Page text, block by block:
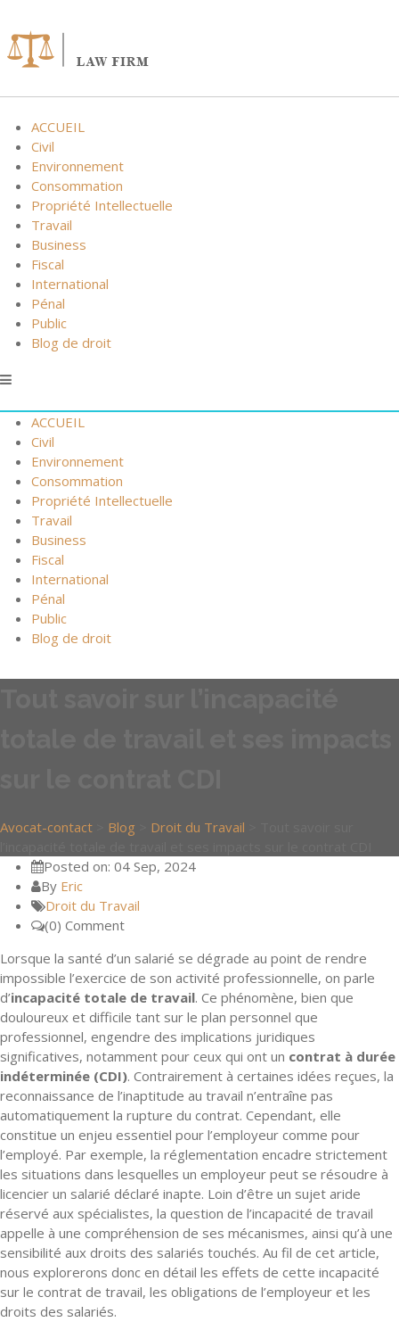
content
ACCUEIL
Civil
Environnement
Consommation
Propriété Intellectuelle
Travail
Business
Fiscal
International
Pénal
Public
Blog de droit
ACCUEIL
Civil
Environnement
Consommation
Propriété Intellectuelle
Travail
Business
Fiscal
International
Pénal
Public
Blog de droit
Avocat-contact Blog Droit du Travail
Posted on: 04 Sep, 2024
By Eric
Droit du Travail
(0) Comment
Lorsque la santé d’un salarié se dégrade au point de rendre
impossible l’exercice de son activité professionnelle, on parle
d’incapacité totale de travail. Ce phénomène, bien que
douloureux et difficile tant sur le plan personnel que
professionnel, engendre des implications juridiques
significatives, notamment pour ceux qui ont un contrat à durée
indéterminée (CDI). Contrairement à certaines idées reçues, la
reconnaissance de l’inaptitude au travail n’entraîne pas
automatiquement la rupture du contrat. Cependant, elle
constitue un enjeu essentiel pour l’employeur comme pour
l’employé. Par exemple, la réglementation encadre strictement
les situations dans lesquelles un employeur peut se résoudre à
licencier un salarié déclaré inapte. Loin d’être un sujet aride
réservé aux spécialistes, la question de l’incapacité de travail
appelle à une compréhension de ses mécanismes, ainsi qu’à une
sensibilité aux droits des salariés touchés. Au fil de cet article,
nous explorerons donc en détail les effets de cette incapacité
sur le contrat de travail, les obligations de l’employeur et les
droits des salariés.